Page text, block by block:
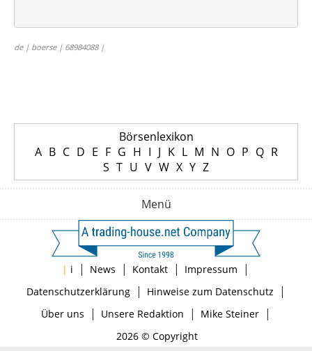
de | boerse | 68984088 |
Börsenlexikon
A B C D E F G H I J K L M N O P Q R
S T U V W X Y Z
Menü
| i | News | Kontakt | Impressum |
Datenschutzerklärung| Hinweise zum Datenschutz |
Über uns | Unsere Redaktion | Mike Steiner|
2026 © Copyright